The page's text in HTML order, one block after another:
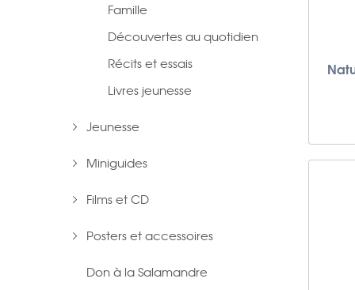
Famille
Découvertes au quotidien
Récits et essais
Livres jeunesse
Jeunesse
Miniguides
Films et CD
Posters et accessoires
Don à la Salamandre